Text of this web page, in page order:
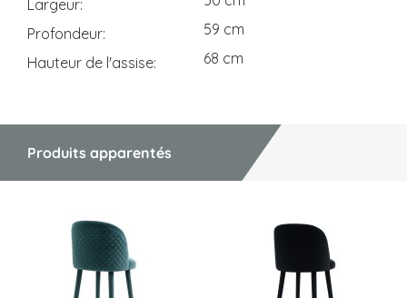
Largeur
Profondeur
59 cm
Hauteur de l'assise
68 cm
Produits apparentés